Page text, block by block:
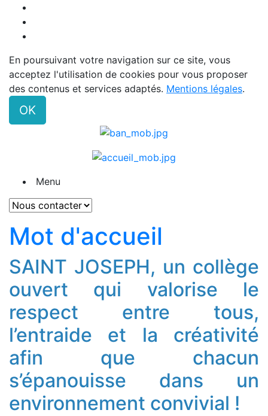
En poursuivant votre navigation sur ce site, vous
acceptez l'utilisation de cookies pour vous proposer
des contenus et services adaptés. Mentions légales.
OK
Menu
Mot d'accueil
SAINT JOSEPH, un collège
ouvert qui valorise le
respect entre tous,
l’entraide et la créativité
afin que chacun
s’épanouisse dans un
environnement convivial !